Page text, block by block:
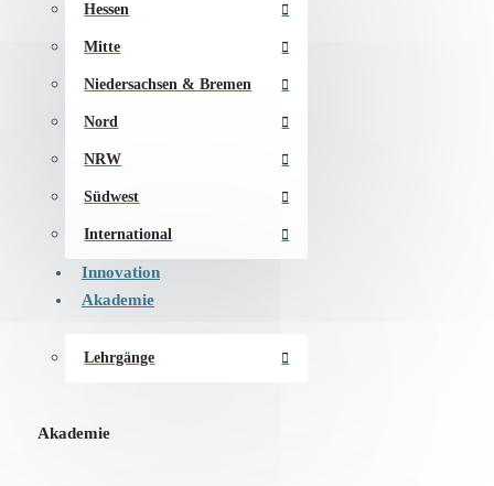
Hessen
Mitte
Niedersachsen & Bremen
Nord
NRW
Südwest
International
Innovation
Akademie
Lehrgänge
Akademie